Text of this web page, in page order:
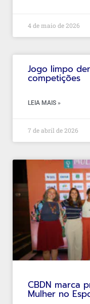
4 de maio de 2026
Jogo limpo
competições
LEIA MAIS »
7 de abril de 2026
CBDN marca
Mulher no